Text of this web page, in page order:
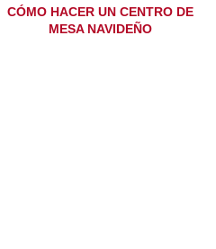
CÓMO HACER UN CENTRO DE
MESA NAVIDEÑO